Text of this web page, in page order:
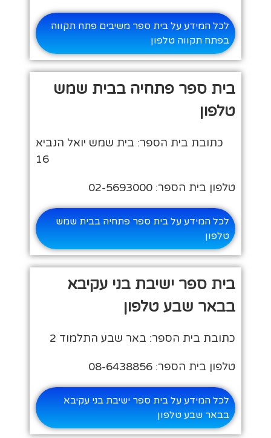
לכל המידע על בית ספר משיבים פתח תקווה
בפתח תקווה טלפון
בית ספר פתחיה בבית שמש
טלפון
כתובת בית הספר: בית שמש יואל הנביא
16
טלפון בית הספר: 02-5693000
לכל המידע על בית ספר פתחיה בבית שמש
טלפון
בית ספר ישיבת בני עקיבא
בבאר שבע טלפון
כתובת בית הספר: באר שבע התלמוד 2
טלפון בית הספר: 08-6438856
לכל המידע על בית ספר ישיבת בני עקיבא
בבאר שבע טלפון